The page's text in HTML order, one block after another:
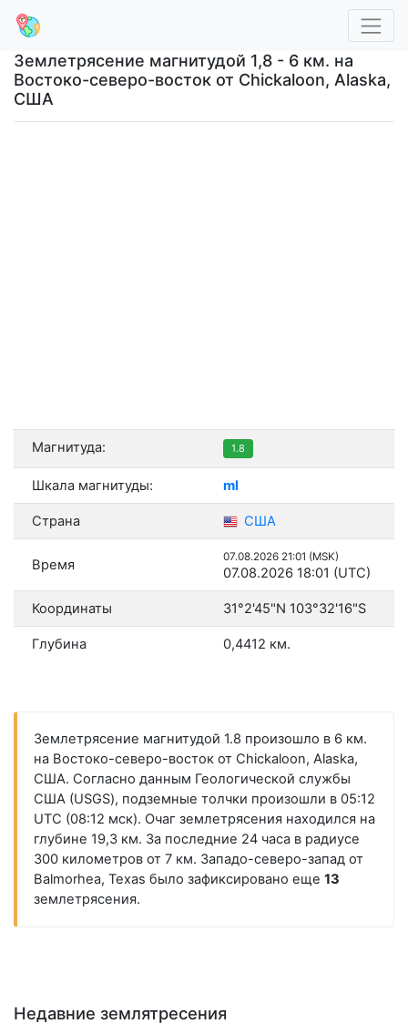
Землетрясение магнитудой 1,8 - 6 км. на
Востоко-северо-восток от Chickaloon, Alaska,
США
Магнитуда: 1.8
Шкала магнитуды: ml
Страна США
Время 07.08.2026 21:01 (MSK)
07.08.2026 18:01 (UTC)
Координаты 31°2'45"N 103°32'16"S
Глубина 0,4412 км.
Землетрясение магнитудой 1.8 произошло в 6 км.
на Востоко-северо-восток от Chickaloon, Alaska,
США. Согласно данным Геологической службы
США (USGS), подземные толчки произошли в 05:12
UTC (08:12 мск). Очаг землетрясения находился на
глубине 19,3 км. За последние 24 часа в радиусе
300 километров от 7 км. Западо-северо-запад от
Balmorhea, Texas было зафиксировано еще 13
землетрясения.
Недавние землятресения